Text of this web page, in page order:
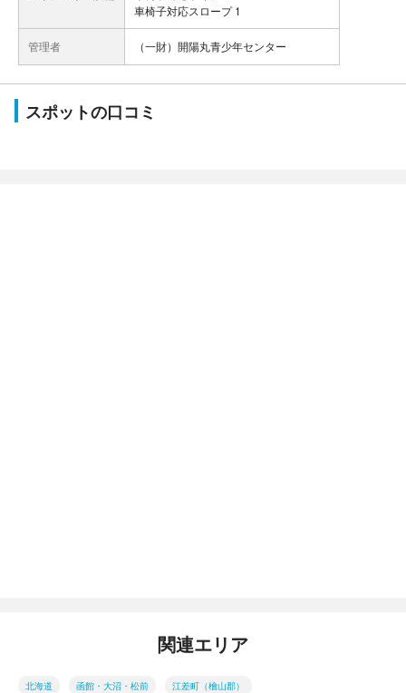
車椅子対応スロープ 1
管理者 （一財）開陽丸青少年センター
スポットの口コミ
関連エリア
北海道 函館・大沼・松前 江差町（檜山郡）